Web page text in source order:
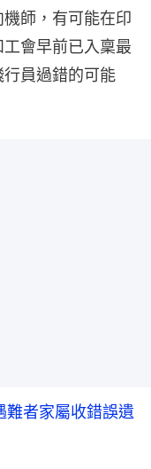
師，有可能在印
會早前已入稟最
員過錯的可能
者家屬收錯誤遺